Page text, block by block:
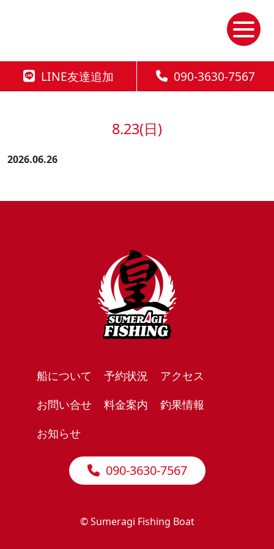
LINE友達追加 090-3630-7567
8.23(日)
2026.06.26
船について 予約状況
アクセス
お問い合せ
料金案内
釣果情報
お知らせ
090-3630-7567
© Sumeragi Fishing Boat